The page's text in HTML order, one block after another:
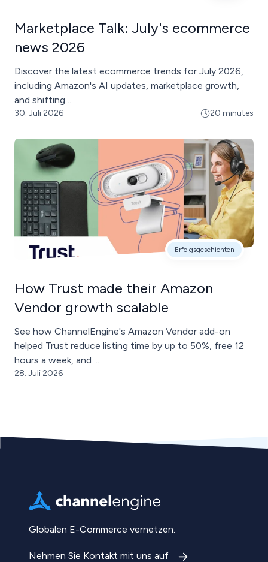
Marketplace Talk: July's ecommerce
news 2026
Discover the latest ecommerce trends for July 2026,
including Amazon's AI updates, marketplace growth,
and shifting ...
30. Juli 2026 20 minutes
Erfolgsgeschichten
How Trust made their Amazon
Vendor growth scalable
See how ChannelEngine's Amazon Vendor add-on
helped Trust reduce listing time by up to 50%, free 12
hours a week, and ...
28. Juli 2026
Globalen E-Commerce vernetzen.
Nehmen Sie Kontakt mit uns auf